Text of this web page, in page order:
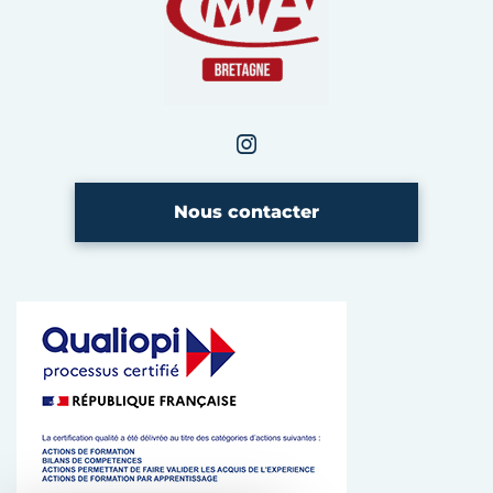
Instagram
CMA Bretagne
Nous contacter